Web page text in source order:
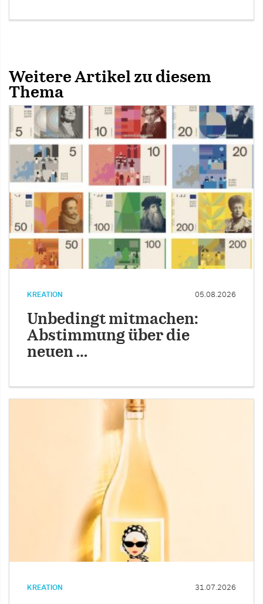
Weitere Artikel zu diesem
Thema
KREATION 05.08.2026
Unbedingt mitmachen:
Abstimmung über die
neuen …
KREATION 31.07.2026